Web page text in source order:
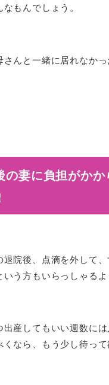
もんでしょう。
さんと一緒に居れなか
の妻に負担がかか
退院後、点滴を外して
う方もいらっしゃるよ
出産してもいい週数に
なら、もう少し待って